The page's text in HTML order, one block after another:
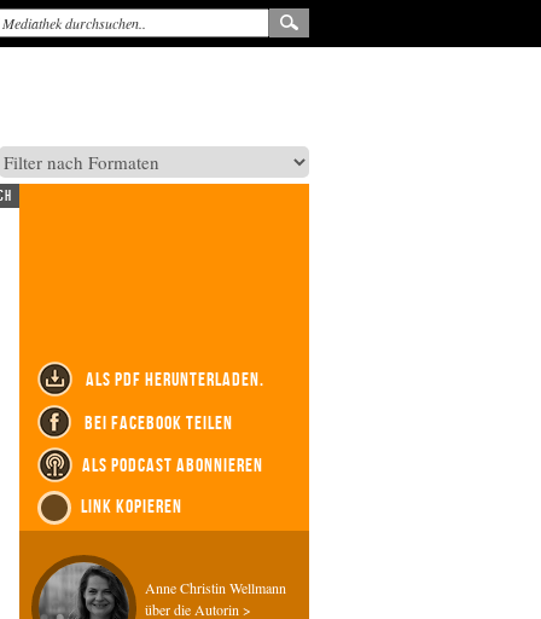
als PDF herunterladen.
bei Facebook teilen
als Podcast abonnieren
Link kopieren
Anne Christin Wellmann
über die Autorin >